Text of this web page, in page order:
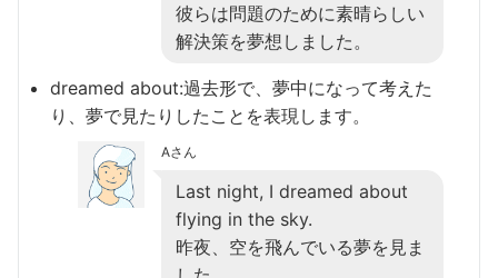
彼らは問題のために素晴らしい
解決策を夢想しました。
dreamed about:過去形で、夢中になって考えた
り、夢で見たりしたことを表現します。
Aさん
Last night, I dreamed about
flying in the sky.
昨夜、空を飛んでいる夢を見ま